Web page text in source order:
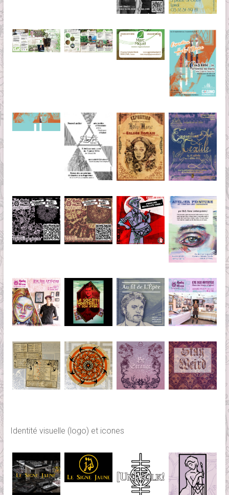
Identité visuelle (logo) et icones